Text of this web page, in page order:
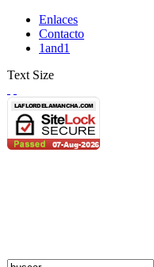
Enlaces
Contacto
1and1
Text Size